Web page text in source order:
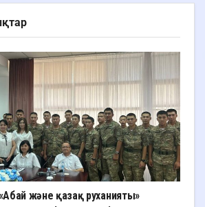
«Абай және қазақ руханияты»